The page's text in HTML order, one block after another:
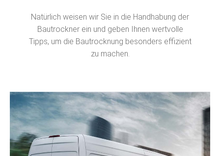
Natürlich weisen wir Sie in die Handhabung der
Bautrockner ein und geben Ihnen wertvolle
Tipps, um die Bautrocknung besonders effizient
zu machen.